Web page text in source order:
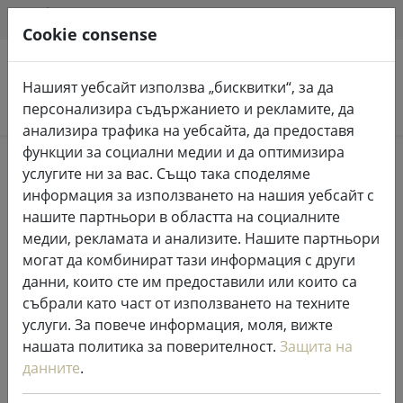
Търсене на продукти
Login
Sign in with Google
Login with your Data
Your eMail
Cookie consense
Нашият уебсайт използва „бисквитки“, за да
персонализира съдържанието и рекламите, да
анализира трафика на уебсайта, да предоставя
функции за социални медии и да оптимизира
услугите ни за вас. Също така споделяме
информация за използването на нашия уебсайт с
нашите партньори в областта на социалните
медии, рекламата и анализите. Нашите партньори
могат да комбинират тази информация с други
данни, които сте им предоставили или които са
събрали като част от използването на техните
услуги. За повече информация, моля, вижте
нашата политика за поверителност. Защита на
данните.